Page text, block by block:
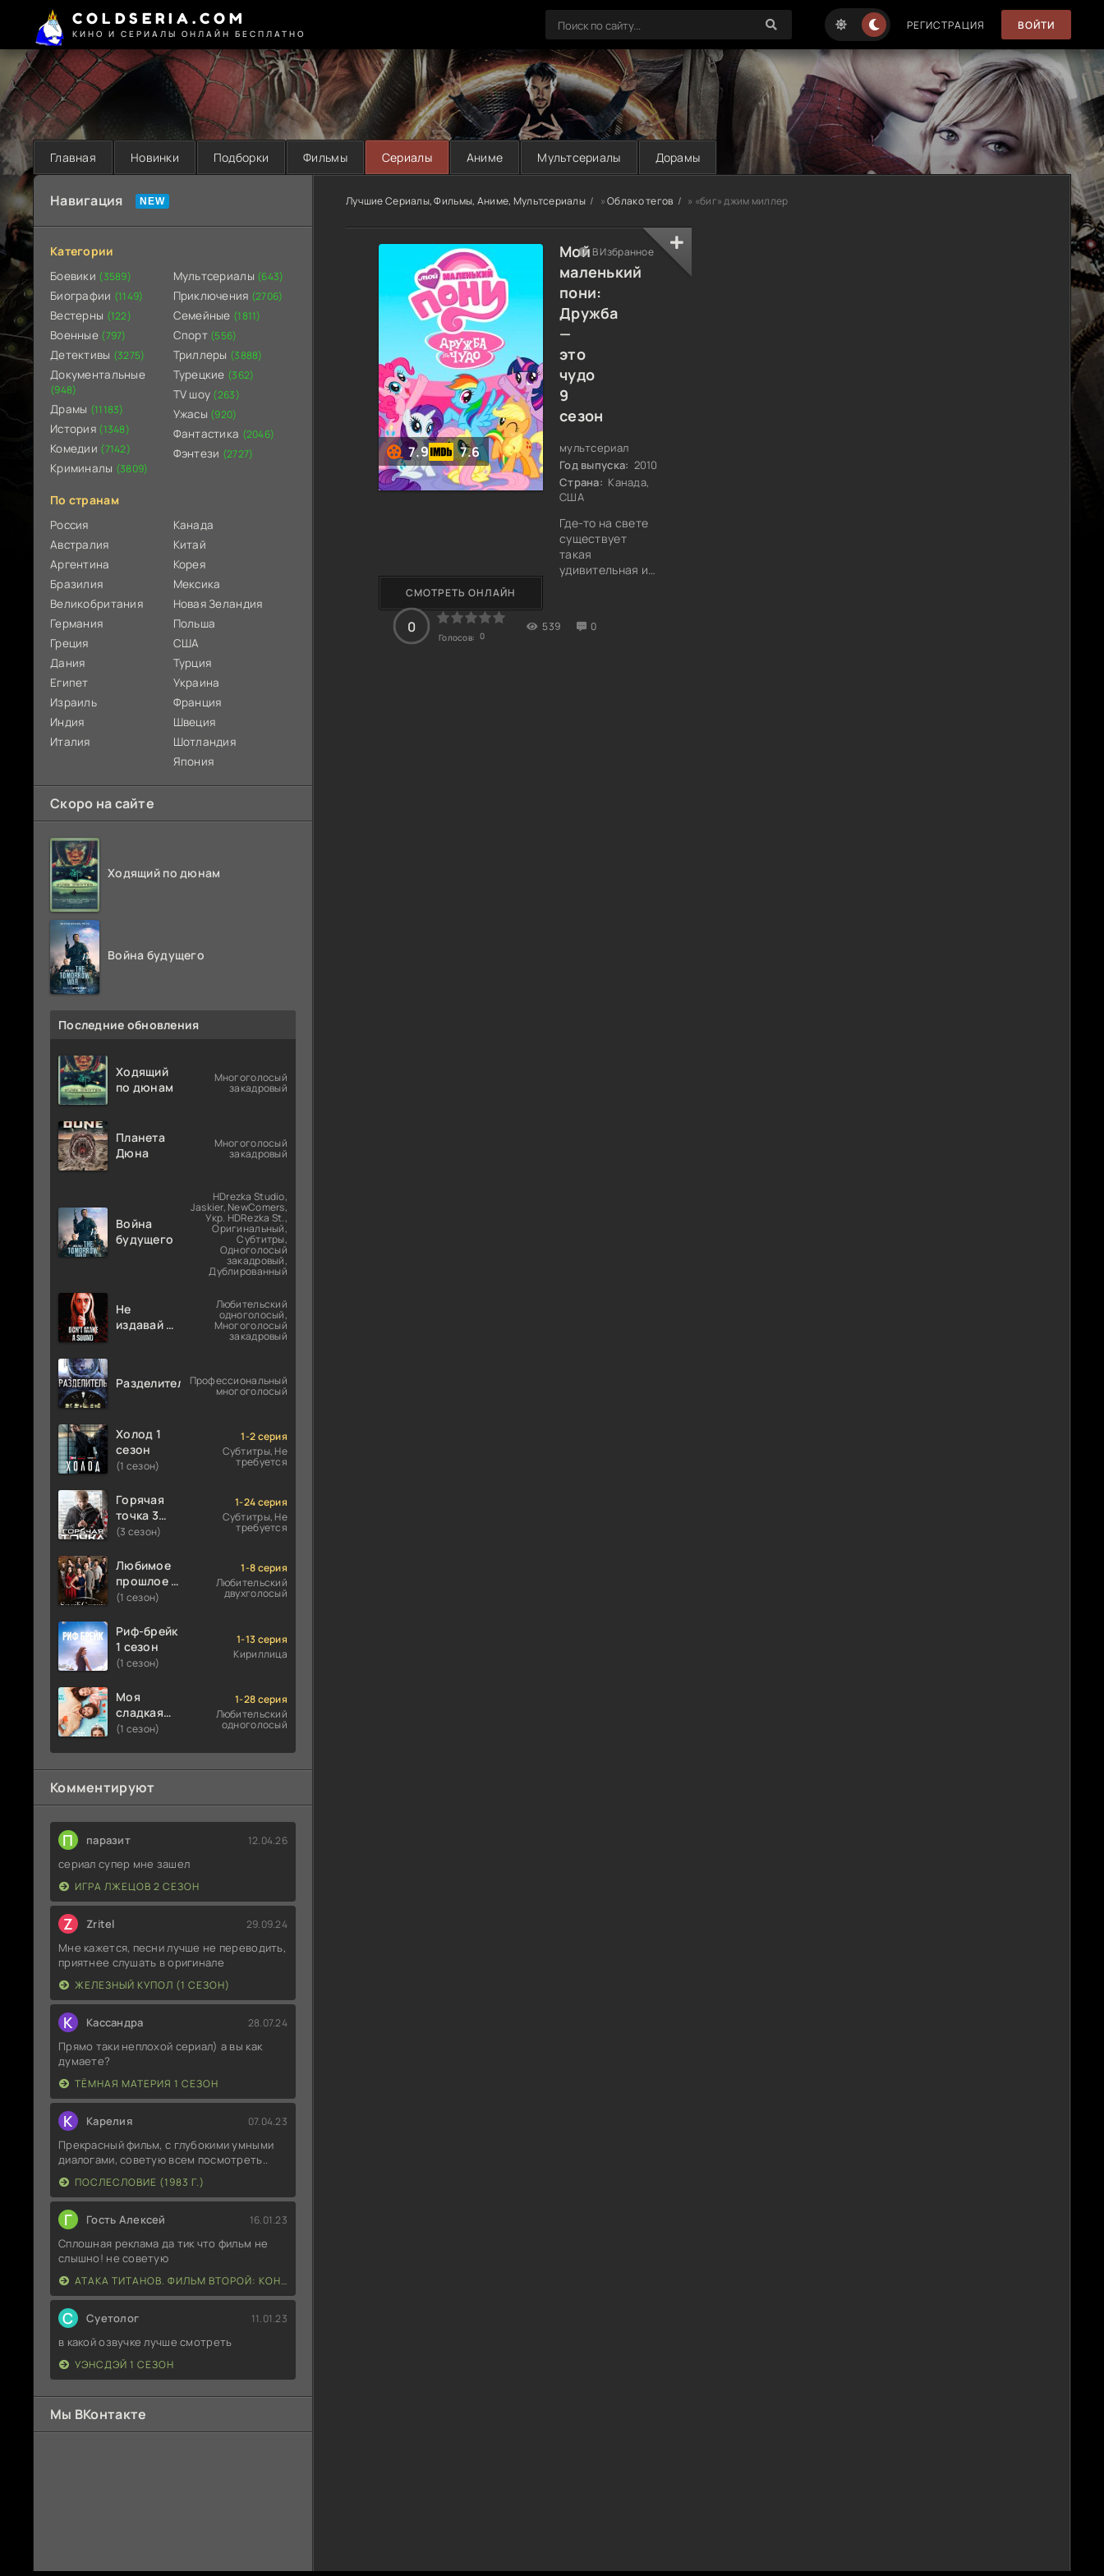
COLDSERIA.COM
КИНО И СЕРИАЛЫ ОНЛАЙН БЕСПЛАТНО
РЕГИСТРАЦИЯ ВОЙТИ
Главная Новинки Подборки Фильмы Сериалы Аниме Мультсериалы Дорамы
Навигация
Категории
Боевики (3589)
Биографии (1149)
Вестерны (122)
Военные (797)
Детективы (3275)
Документальные
(948)
Драмы (11183)
История (1348)
Комедии (7142)
Криминалы (3809)
Мультсериалы (643)
Приключения (2706)
Семейные (1811)
Спорт (556)
Триллеры (3888)
Турецкие (362)
TV шоу (263)
Ужасы (920)
Фантастика (2046)
Фэнтези (2727)
По странам
Россия
Австралия
Аргентина
Бразилия
Великобритания
Германия
Греция
Дания
Египет
Израиль
Индия
Италия
Канада
Китай
Корея
Мексика
Новая Зеландия
Польша
США
Турция
Украина
Франция
Швеция
Шотландия
Япония
Скоро на сайте
Ходящий по дюнам
Война будущего
Последние обновления
Ходящий
по дюнам
Многоголосый
закадровый
Планета
Дюна
Многоголосый
закадровый
Война
будущего
HDrezka Studio,
Jaskier, NewComers,
Укр. HDRezka St.,
Оригинальный,
Субтитры,
Одноголосый
закадровый,
Дублированный
Не
издавай ни
Любительский
одноголосый,
Многоголосый
закадровый
РазделительПрофессиональный
многоголосый
Холод 1
сезон
(1 сезон)
1-2 серия
Субтитры, Не
требуется
Горячая
точка 3
сезон
(3 сезон)
1-24 серия
Субтитры, Не
требуется
Любимое
прошлое 1
сезон
(1 сезон)
1-8 серия
Любительский
двухголосый
Риф-брейк
1 сезон
(1 сезон)
1-13 серия
Кириллица
Моя
сладкая
ложь 1
(1 сезон)
1-28 серия
Любительский
одноголосый
Комментируют
П паразит 12.04.26
сериал супер мне зашел
ИГРА ЛЖЕЦОВ 2 СЕЗОН
Z Zritel 29.09.24
Мне кажется, песни лучше не переводить,
приятнее слушать в оригинале
ЖЕЛЕЗНЫЙ КУПОЛ (1 СЕЗОН)
К Кассандра 28.07.24
Прямо таки неплохой сериал) а вы как
думаете?
ТЁМНАЯ МАТЕРИЯ 1 СЕЗОН
К Карелия 07.04.23
Прекрасный фильм, с глубокими умными
диалогами, советую всем посмотреть..
ПОСЛЕСЛОВИЕ (1983 Г.)
Г Гость Алексей 16.01.23
Сплошная реклама да тик что фильм не
слышно! не советую
АТАКА ТИТАНОВ. ФИЛЬМ ВТОРОЙ: КОНЕЦ СВЕТА
С Суетолог 11.01.23
в какой озвучке лучше смотреть
УЭНСДЭЙ 1 СЕЗОН
Мы ВКонтакте
Лучшие Сериалы, Фильмы, Аниме, Мультсериалы »Облако тегов » «биг» джим миллер
7.9 7.6
Мой
маленький
пони:
Дружба
—
это
чудо
9
сезон
мультсериал
Год выпуска: 2010
Страна: Канада,
США
Где-то на свете
существует
такая
удивительная и
очаровательные
СМОТРЕТЬ ОНЛАЙН
0
Голосов: 0
539 0
В Избранное